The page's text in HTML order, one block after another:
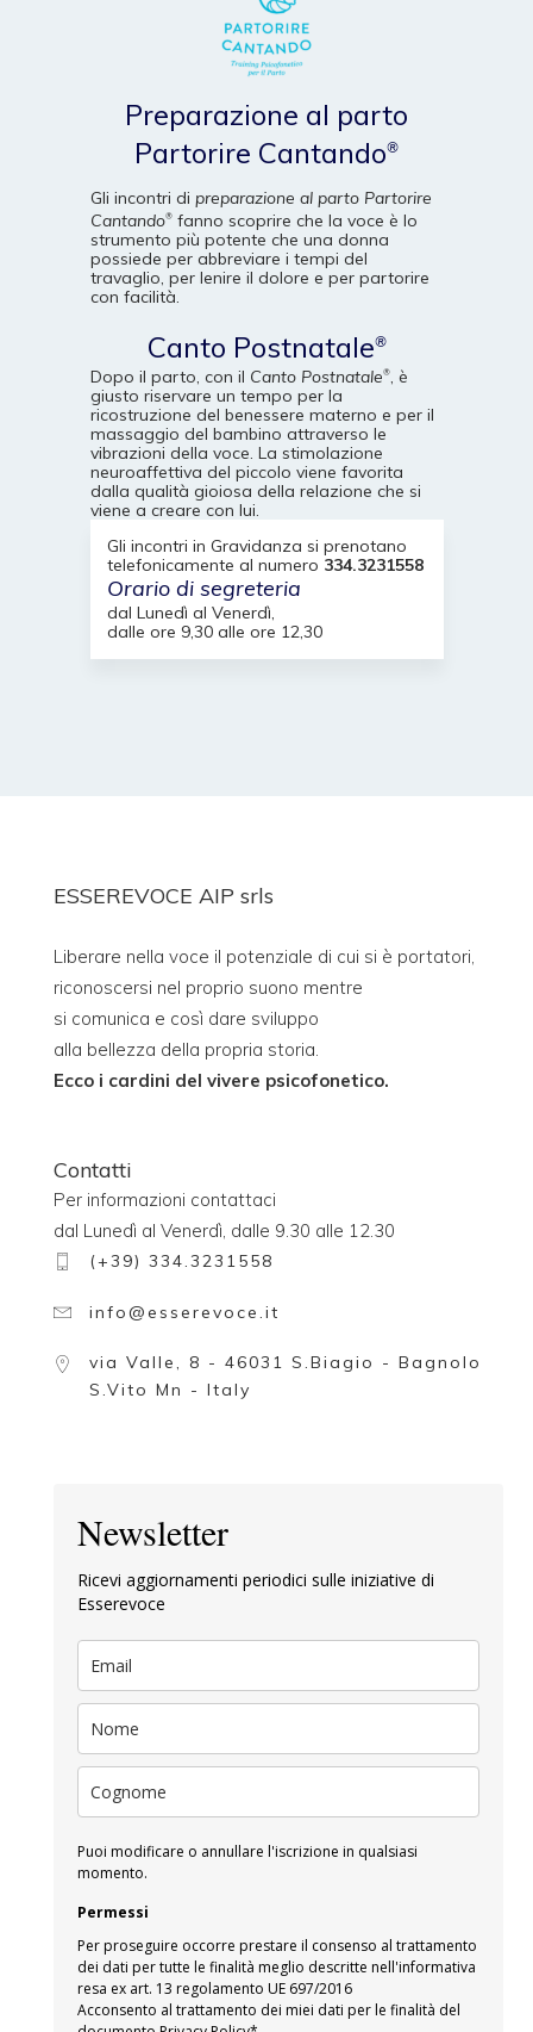
Preparazione al parto
Partorire Cantando®
Gli incontri di preparazione al parto Partorire
Cantando®fanno scoprire che la voce è lo
strumento più potente che una donna
possiede per abbreviare i tempi del
travaglio, per lenire il dolore e per partorire
con facilità.
Canto Postnatale®
Dopo il parto, con il Canto Postnatale®, è
giusto riservare un tempo per la
ricostruzione del benessere materno e per il
massaggio del bambino attraverso le
vibrazioni della voce. La stimolazione
neuroaffettiva del piccolo viene favorita
dalla qualità gioiosa della relazione che si
viene a creare con lui.
Gli incontri in Gravidanza si prenotano
telefonicamente al numero 334.3231558
Orario di segreteria
dal Lunedì al Venerdì,
dalle ore 9,30 alle ore 12,30
ESSEREVOCE AIP srls
Liberare nella voce il potenziale di cui si è portatori,
riconoscersi nel proprio suono mentre
si comunica e così dare sviluppo
alla bellezza della propria storia.
Ecco i cardini del vivere psicofonetico.
Contatti
Per informazioni contattaci
dal Lunedì al Venerdì, dalle 9.30 alle 12.30
(+39) 334.3231558
info@esserevoce.it
via Valle, 8 - 46031 S.Biagio - Bagnolo
S.Vito Mn - Italy
Newsletter
Ricevi aggiornamenti periodici sulle iniziative di
Esserevoce
Puoi modificare o annullare l'iscrizione in qualsiasi
momento.
Permessi
Per proseguire occorre prestare il consenso al trattamento
dei dati per tutte le finalità meglio descritte nell'informativa
resa ex art. 13 regolamento UE 697/2016
Acconsento al trattamento dei miei dati per le finalità del